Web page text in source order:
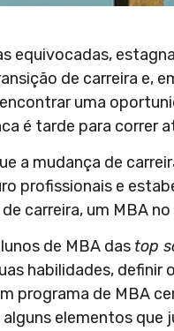
equivocadas,
de carreira e,
uma
é tarde para correr
a mudança de
profissionais e
carreira, um MBA
de MBA das top
habilidades,
programa de MBA
elementos que